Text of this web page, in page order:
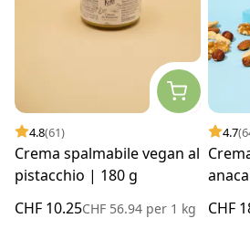
4.8(61)
Crema spalmabile vegan al
pistacchio | 180 g
CHF 10.25CHF 56.94 per 1 kg
4.7
CHF